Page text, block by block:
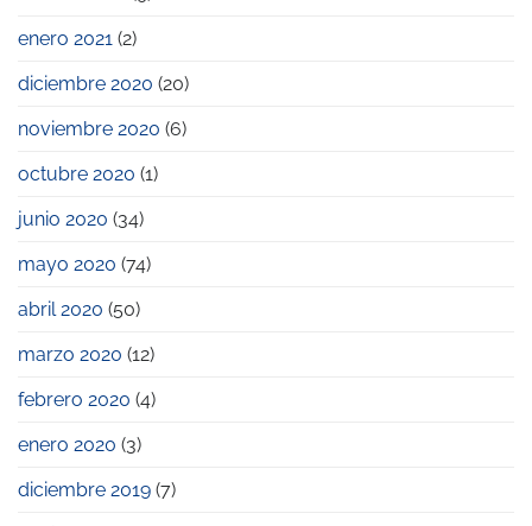
enero 2021 (2)
diciembre 2020 (20)
noviembre 2020 (6)
octubre 2020 (1)
junio 2020 (34)
mayo 2020 (74)
abril 2020 (50)
marzo 2020 (12)
febrero 2020 (4)
enero 2020 (3)
diciembre 2019 (7)